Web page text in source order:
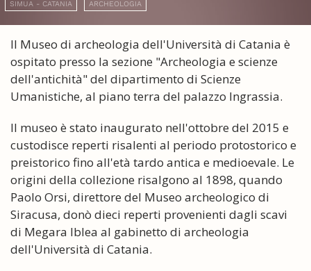
SIMUA - CATANIA ARCHEOLOGIA
Il Museo di archeologia dell'Università di Catania è
ospitato presso la sezione "Archeologia e scienze
dell'antichità" del dipartimento di Scienze
Umanistiche, al piano terra del palazzo Ingrassia.
Il museo è stato inaugurato nell'ottobre del 2015 e
custodisce reperti risalenti al periodo protostorico e
preistorico fino all'età tardo antica e medioevale. Le
origini della collezione risalgono al 1898, quando
Paolo Orsi, direttore del Museo archeologico di
Siracusa, donò dieci reperti provenienti dagli scavi
di Megara Iblea al gabinetto di archeologia
dell'Università di Catania.